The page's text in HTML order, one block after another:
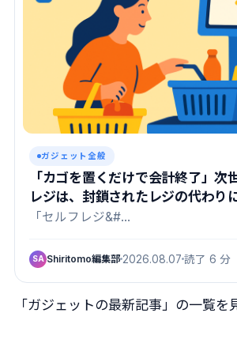
ガジェット全般
「カゴを置くだけで会計終了」次
レジは、封鎖されたレジの代わり
「セルフレジ&#…
SA Shiritomo編集部 2026.08.07 読了 6 分
「ガジェットの最新記事」の一覧を